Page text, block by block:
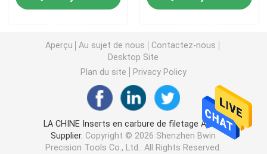
Fraise en carbure à bout sphérique
Fraise en bout à rayon d'angle
Fraise en aluminium
Aperçu Au sujet de nous
Contactez-nous
Desktop Site
Plan du site
Privacy Policy
LA CHINE Inserts en carbure de filetage Acme
Supplier. Copyright © 2026 Shenzhen Bwin
Precision Tools Co., Ltd.. All Rights Reserved.